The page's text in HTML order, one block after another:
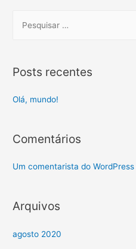
r
h
:
Posts recentes
Olá, mundo!
Comentários
Um comentarista do WordPress
Arquivos
agosto 2020